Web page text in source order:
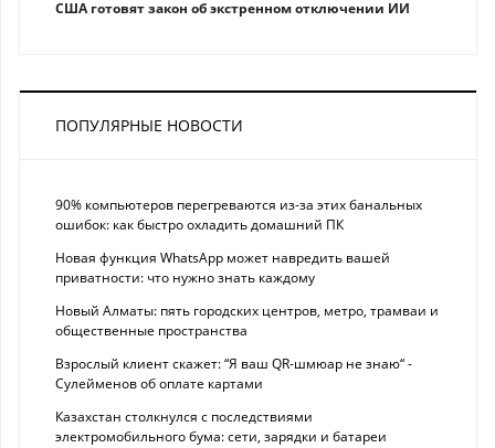
США готовят закон об экстренном отключении ИИ
ПОПУЛЯРНЫЕ НОВОСТИ
90% компьютеров перегреваются из-за этих банальных
ошибок: как быстро охладить домашний ПК
Новая функция WhatsApp может навредить вашей
приватности: что нужно знать каждому
Новый Алматы: пять городских центров, метро, трамваи и
общественные пространства
Взрослый клиент скажет: “Я ваш QR-шмюар не знаю“ -
Сулейменов об оплате картами
Казахстан столкнулся с последствиями
электромобильного бума: сети, зарядки и батареи